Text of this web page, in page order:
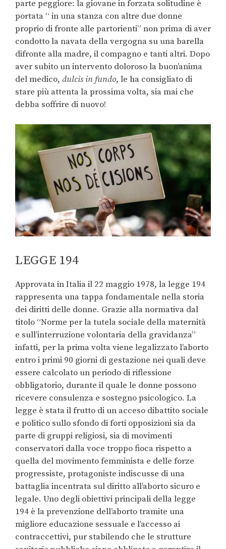
parte peggiore: la giovane in forzata solitudine è
portata “ in una stanza con altre due donne
proprio di fronte alle partorienti” non prima di aver
condotto la navata della vergogna su una barella
difronte alla madre, il compagno e tanti altri. Dopo
aver subito un intervento doloroso la buon’anima
del medico, dulcis in fundo, le ha consigliato di
stare più attenta la prossima volta, sia mai che
debba soffrire di nuovo!
LEGGE 194
Approvata in Italia il 22 maggio 1978, la legge 194
rappresenta una tappa fondamentale nella storia
dei diritti delle donne. Grazie alla normativa dal
titolo “Norme per la tutela sociale della maternità
e sull’interruzione volontaria della gravidanza”
infatti, per la prima volta viene legalizzato l’aborto
entro i primi 90 giorni di gestazione nei quali deve
essere calcolato un periodo di riflessione
obbligatorio, durante il quale le donne possono
ricevere consulenza e sostegno psicologico. La
legge è stata il frutto di un acceso dibattito sociale
e politico sullo sfondo di forti opposizioni sia da
parte di gruppi religiosi, sia di movimenti
conservatori dalla voce troppo fioca rispetto a
quella del movimento femminista e delle forze
progressiste, protagoniste indiscusse di una
battaglia incentrata sul diritto all’aborto sicuro e
legale. Uno degli obiettivi principali della legge
194 è la prevenzione dell’aborto tramite una
migliore educazione sessuale e l’accesso ai
contraccettivi, pur stabilendo che le strutture